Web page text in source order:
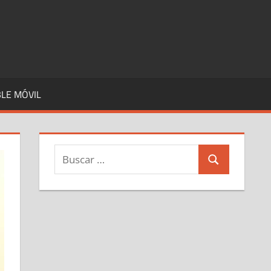
MÓVIL
Buscar:
Buscar